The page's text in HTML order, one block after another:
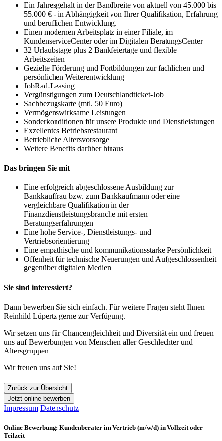
Ein Jahresgehalt in der Bandbreite von aktuell von 45.000 bis
55.000 € - in Abhängigkeit von Ihrer Qualifikation, Erfahrung
und beruflichen Entwicklung.
Einen modernen Arbeitsplatz in einer Filiale, im
KundenserviceCenter oder im Digitalen BeratungsCenter
32 Urlaubstage plus 2 Bankfeiertage und flexible
Arbeitszeiten
Gezielte Förderung und Fortbildungen zur fachlichen und
persönlichen Weiterentwicklung
JobRad-Leasing
Vergünstigungen zum Deutschlandticket-Job
Sachbezugskarte (mtl. 50 Euro)
Vermögenswirksame Leistungen
Sonderkonditionen für unsere Produkte und Dienstleistungen
Exzellentes Betriebsrestaurant
Betriebliche Altersvorsorge
Weitere Benefits darüber hinaus
Das bringen Sie mit
Eine erfolgreich abgeschlossene Ausbildung zur
Bankkauffrau bzw. zum Bankkaufmann oder eine
vergleichbare Qualifikation in der
Finanzdienstleistungsbranche mit ersten
Beratungserfahrungen
Eine hohe Service-, Dienstleistungs- und
Vertriebsorientierung
Eine empathische und kommunikationsstarke Persönlichkeit
Offenheit für technische Neuerungen und Aufgeschlossenheit
gegenüber digitalen Medien
Sie sind interessiert?
Dann bewerben Sie sich einfach. Für weitere Fragen steht Ihnen
Reinhild Lüpertz gerne zur Verfügung.
Wir setzen uns für Chancengleichheit und Diversität ein und freuen
uns auf Bewerbungen von Menschen aller Geschlechter und
Altersgruppen.
Wir freuen uns auf Sie!
Zurück zur Übersicht
Jetzt online bewerben
Impressum Datenschutz
Online Bewerbung: Kundenberater im Vertrieb (m/w/d) in Vollzeit oder
Teilzeit